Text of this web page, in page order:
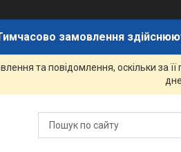
замовлення
та повідомлення, оскільки за